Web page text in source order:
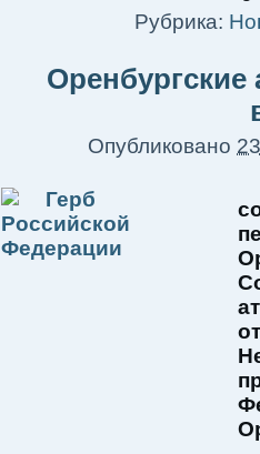
Рубрика:
Оренбургские
Опубликовано